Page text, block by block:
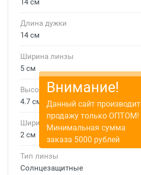
14 см
Длина дужки
14 см
Ширина линзы
5 см
Высота линзы
4.7 см
Ширина мостика
2 см
Тип линзы
Солнцезащитные
Внимание!
Данный сайт производит
продажу только ОПТОМ!
Минимальная сумма
заказа 5000 рублей